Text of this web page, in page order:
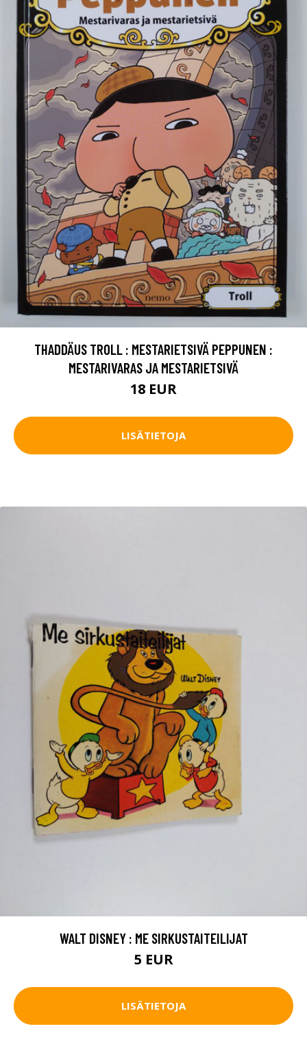
THADDÄUS TROLL : MESTARIETSIVÄ PEPPUNEN :
MESTARIVARAS JA MESTARIETSIVÄ
18 EUR
LISÄTIETOJA
WALT DISNEY : ME SIRKUSTAITEILIJAT
5 EUR
LISÄTIETOJA